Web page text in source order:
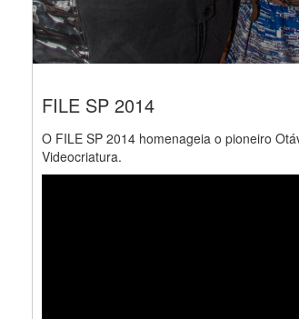
FILE SP 2014
O FILE SP 2014 homenageia o pioneiro
Videocriatura.